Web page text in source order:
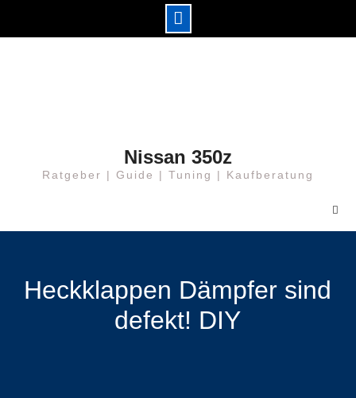
Nissan 350z
Ratgeber | Guide | Tuning | Kaufberatung
Heckklappen Dämpfer sind
defekt! DIY